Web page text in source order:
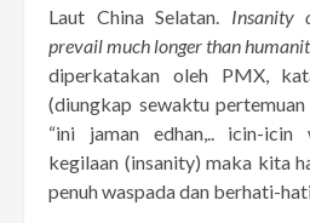
Laut China Selatan. Insanity
prevail much longer than
diperkatakan oleh PMX,
(diungkap sewaktu
“ini jaman edhan,.. icin-icin
kegilaan (insanity) maka kita
penuh waspada dan berhati-